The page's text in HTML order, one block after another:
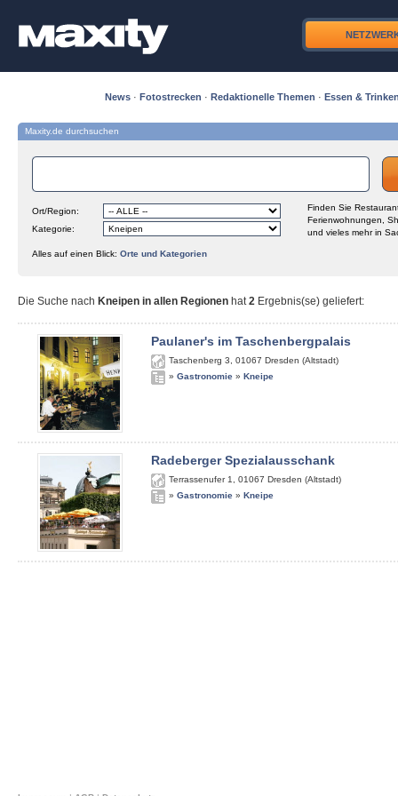
News · Fotostrecken · Redaktionelle Themen · Essen &
Maxity.de durchsuchen
Ort/Region:
Kategorie:
Finden Sie
Ferienwohnungen,
und vieles mehr in
Alles auf einen Blick: Orte und Kategorien
Die Suche nach Kneipen in allen Regionen hat2 Ergebnis(se) geliefert:
Paulaner's im Taschenbergpalais
Taschenberg 3 01067 Dresden (Altstadt)
» Gastronomie » Kneipe
Radeberger Spezialausschank
Terrassenufer 1 01067 Dresden (Altstadt)
» Gastronomie » Kneipe